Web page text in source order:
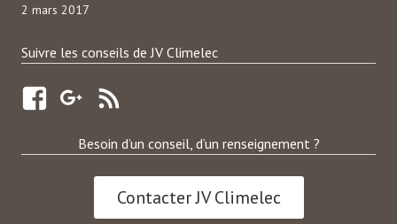
2 mars 2017
Suivre les conseils de JV Climelec
Besoin d’un conseil, d’un renseignement ?
Contacter JV Climelec